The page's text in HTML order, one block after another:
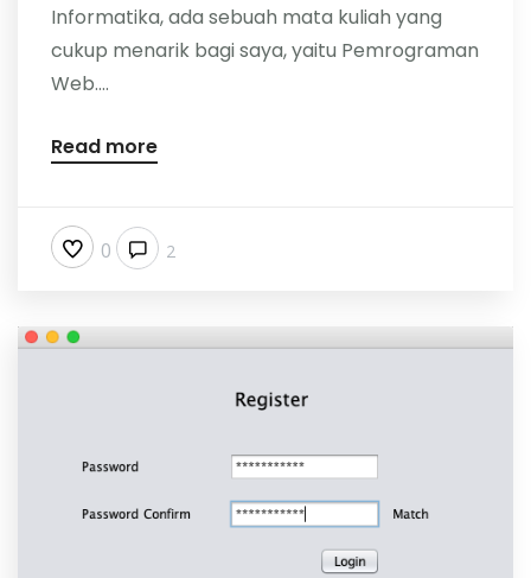
Informatika, ada sebuah mata kuliah yang
cukup menarik bagi saya, yaitu Pemrograman
Web....
Read more
0 2